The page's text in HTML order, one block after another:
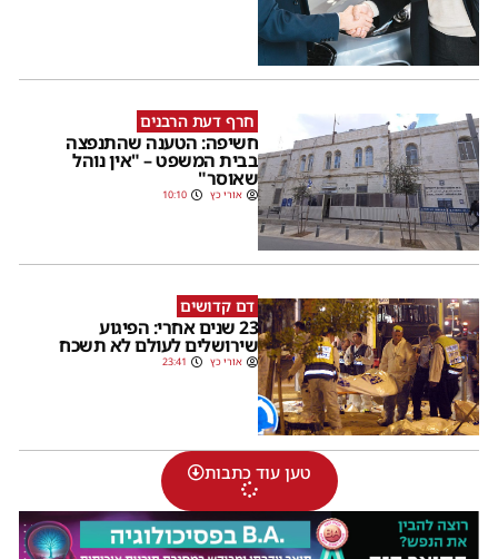
חרף דעת הרבנים
חשיפה: הטענה שהתנפצה
בבית המשפט – "אין נוהל
שאוסר"
אורי כץ 10:10
דם קדושים
23 שנים אחרי: הפיגוע
שירושלים לעולם לא תשכח
אורי כץ 23:41
טען עוד כתבות